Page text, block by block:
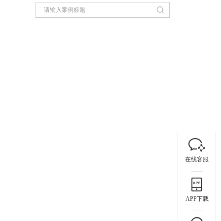
在线客服
APP下载